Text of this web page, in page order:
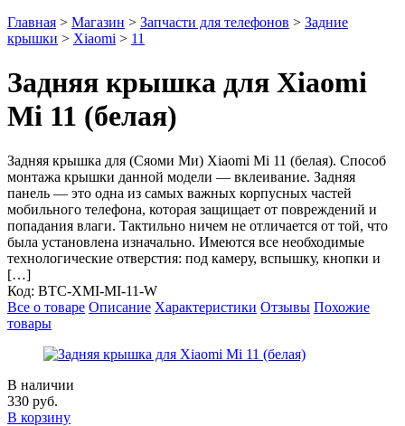
Главная > Магазин > Запчасти для телефонов > Задние
крышки > Xiaomi > 11
Задняя крышка для Xiaomi
Mi 11 (белая)
Задняя крышка для (Сяоми Ми) Xiaomi Mi 11 (белая). Способ
монтажа крышки данной модели — вклеивание. Задняя
панель — это одна из самых важных корпусных частей
мобильного телефона, которая защищает от повреждений и
попадания влаги. Тактильно ничем не отличается от той, что
была установлена изначально. Имеются все необходимые
технологические отверстия: под камеру, вспышку, кнопки и
[…]
Код: BTC-XMI-MI-11-W
Все о товаре Описание Характеристики Отзывы Похожие
товары
В наличии
330 руб.
В корзину